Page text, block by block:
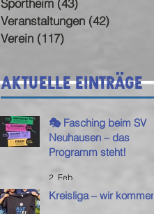
Sportheim (43)
Veranstaltungen (42)
Verein (117)
Aktuelle Einträge
🎭 Fasching beim SV
Neuhausen – das
Programm steht!
2. Feb.
Kreisliga – wir kommen!